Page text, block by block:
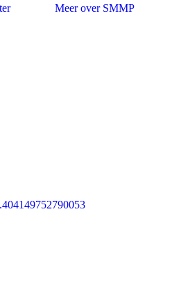
Meer over SMMP